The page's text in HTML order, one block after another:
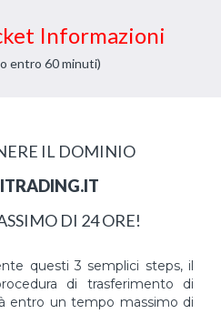
Informazioni
entro 60 minuti)
IL DOMINIO
DI 24 ORE!
questi 3 semplici steps, il
di trasferimento di
entro un tempo massimo di